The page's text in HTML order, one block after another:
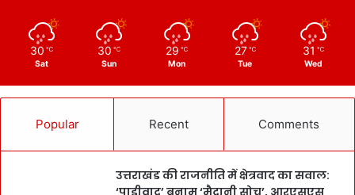
30 ℃
Sat
30 ℃
Sun
29 ℃
Mon
27 ℃
Tue
31 ℃
Wed
Popular Recent Comments
उत्तराखंड की राजनीति में क्षेत्रवाद का सवाल:
‘पाड़ीवाद’ बनाम ‘मैदानी सोच’, आरएसएस